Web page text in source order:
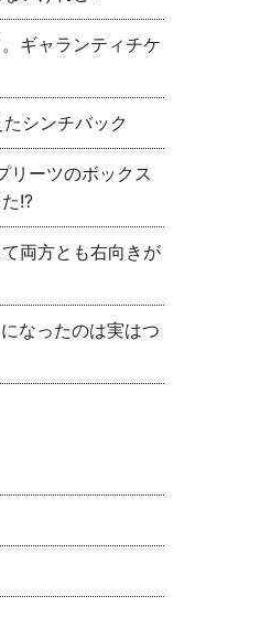
ギャランティチケ
シンチバック
リーツのボックス
!?
両方とも右向きが
なったのは実はつ